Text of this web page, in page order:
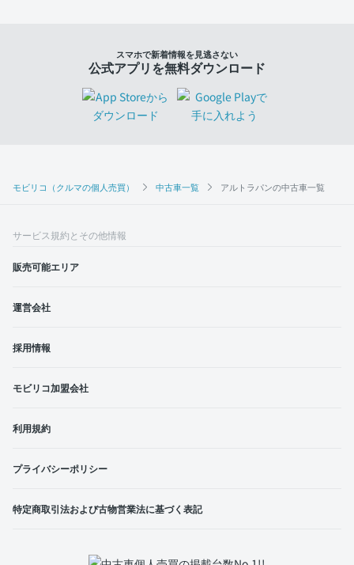
モビリコ（クルマの個人売買） 中古車一覧 アルトラパンの中古車一覧
スマホで新着情報を見逃さない
公式アプリを無料ダウンロード
サービス規約とその他情報
販売可能エリア
運営会社
採用情報
モビリコ加盟会社
利用規約
プライバシーポリシー
特定商取引法および古物営業法に基づく表記